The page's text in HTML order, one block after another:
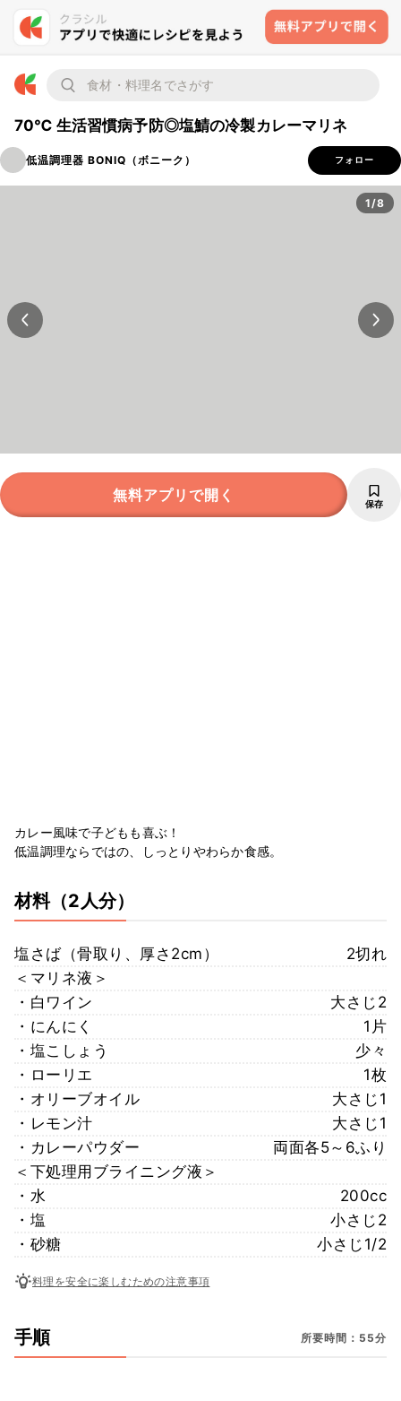
70℃ 生活習慣病予防◎塩鯖の冷製カレーマリネ
低温調理器 BONIQ（ボニーク） フォロー
1/8
無料アプリで開く 保存
カレー風味で子どもも喜ぶ！
低温調理ならではの、しっとりやわらか食感。
材料（2人分）
塩さば（骨取り、厚さ2cm）
2切れ
＜マリネ液＞
・白ワイン
大さじ2
・にんにく
1片
・塩こしょう
少々
・ローリエ
1枚
・オリーブオイル
大さじ1
・レモン汁
大さじ1
・カレーパウダー
両面各5～6ふり
＜下処理用ブライニング液＞
・水
200cc
・塩
小さじ2
・砂糖
小さじ1/2
料理を安全に楽しむための注意事項
手順 所要時間：55分